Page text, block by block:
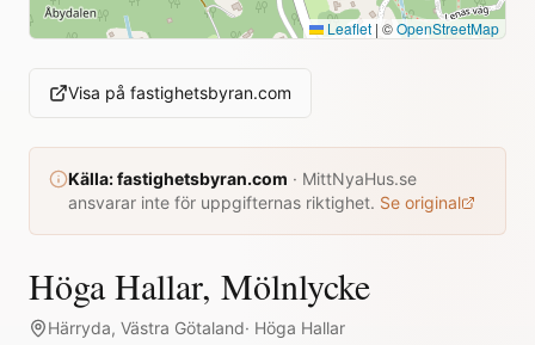
Leaflet | ©OpenStreetMap
Visa på fastighetsbyran.com
Källa:fastighetsbyran.com · MittNyaHus.se
ansvarar inte för uppgifternas riktighet. Se original
Höga Hallar, Mölnlycke
Härryda, Västra Götaland· Höga Hallar